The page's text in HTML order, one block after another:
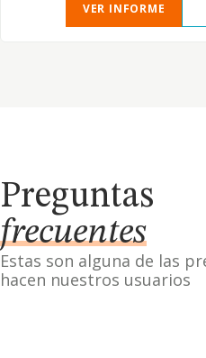
VER INFORME
Preguntas
frecuentes
Estas son alguna de las
hacen nuestros usuarios